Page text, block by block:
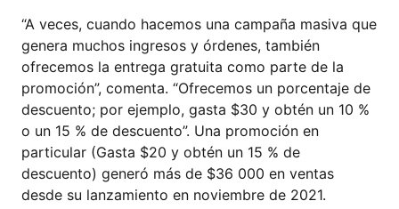
“A veces, cuando hacemos una campaña masiva que
genera muchos ingresos y órdenes, también
ofrecemos la entrega gratuita como parte de la
promoción”, comenta. “Ofrecemos un porcentaje de
descuento; por ejemplo, gasta $30 y obtén un 10 %
o un 15 % de descuento”. Una promoción en
particular (Gasta $20 y obtén un 15 % de
descuento) generó más de $36 000 en ventas
desde su lanzamiento en noviembre de 2021.